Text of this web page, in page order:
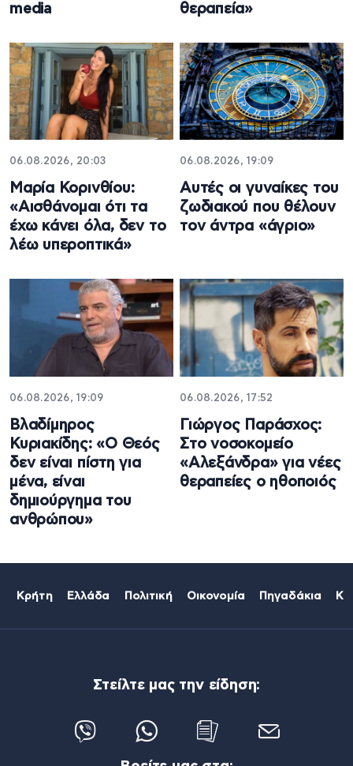
media
θεραπεία»
06.08.2026, 20:03
Μαρία Κορινθίου:
«Αισθάνομαι ότι τα
έχω κάνει όλα, δεν το
λέω υπεροπτικά»
06.08.2026, 19:09
Αυτές οι γυναίκες του
ζωδιακού που θέλουν
τον άντρα «άγριο»
06.08.2026, 19:09
Βλαδίμηρος
Κυριακίδης: «Ο Θεός
δεν είναι πίστη για
μένα, είναι
δημιούργημα του
ανθρώπου»
06.08.2026, 17:52
Γιώργος Παράσχος:
Στο νοσοκομείο
«Αλεξάνδρα» για νέες
θεραπείες ο ηθοποιός
Κρήτη Ελλάδα Πολιτική Οικονομία Πηγαδάκια
Στείλτε μας την είδηση: